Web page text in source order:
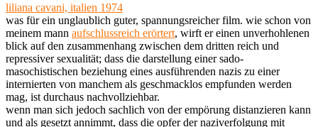
liliana cavani, italien 1974
was für ein unglaublich guter, spannungsreicher film. wie schon von
meinem mann aufschlussreich erörtert, wirft er einen unverhohlenen
blick auf den zusammenhang zwischen dem dritten reich und
repressiver sexualität; dass die darstellung einer sado-
masochistischen beziehung eines ausführenden nazis zu einer
internierten von manchem als geschmacklos empfunden werden
mag, ist durchaus nachvollziehbar.
wenn man sich jedoch sachlich von der empörung distanzieren kann
und als gesetzt annimmt, dass die opfer der naziverfolgung mit